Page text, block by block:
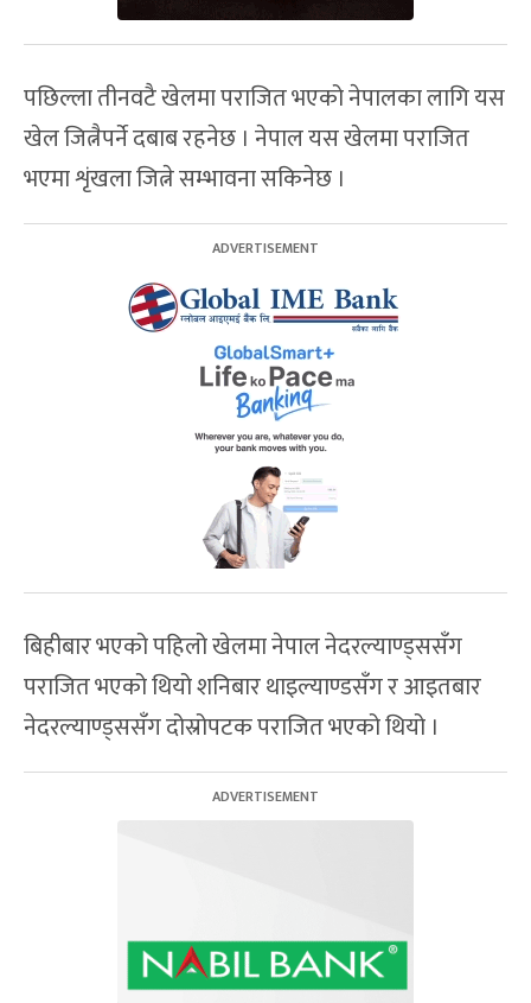
पछिल्ला तीनवटै खेलमा पराजित भएको नेपालका लागि यस
खेल जित्नैपर्ने दबाब रहनेछ । नेपाल यस खेलमा पराजित
भएमा शृंखला जित्ने सम्भावना सकिनेछ ।
बिहीबार भएको पहिलो खेलमा नेपाल नेदरल्याण्ड्ससँग
पराजित भएको थियो शनिबार थाइल्याण्डसँग र आइतबार
नेदरल्याण्ड्ससँग दोस्रोपटक पराजित भएको थियो ।